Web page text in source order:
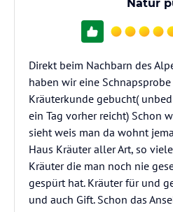
Natur
Direkt beim Nachbarn des
haben wir eine
Kräuterkunde gebucht(
ein Tag vorher reicht) Schon
sieht weis man da wohnt
Haus Kräuter aller Art, so
Kräuter die man noch nie
gespürt hat. Kräuter für und
und auch Gift. Schon das